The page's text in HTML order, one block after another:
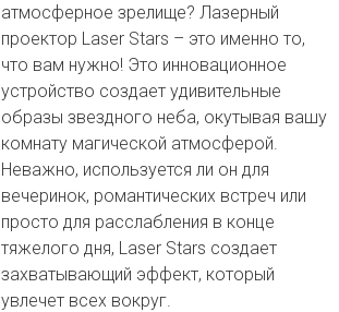
атмосферное зрелище? Лазерный
проектор Laser Stars – это именно то,
что вам нужно! Это инновационное
устройство создает удивительные
образы звездного неба, окутывая вашу
комнату магической атмосферой.
Неважно, используется ли он для
вечеринок, романтических встреч или
просто для расслабления в конце
тяжелого дня, Laser Stars создает
захватывающий эффект, который
увлечет всех вокруг.